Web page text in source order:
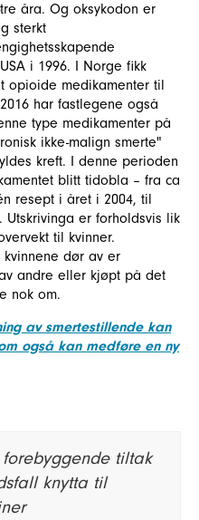
åra. Og oksykodon er
sterkt
i 1996. I Norge fikk
opioide medikamenter til
har fastlegene også
type medikamenter på
ikke-malign smerte"
kreft. I denne perioden
blitt tidobla – fra ca
resept i året i 2004, til
Utskrivinga er forholdsvis lik
til kvinner.
dør av er
andre eller kjøpt på det
nok om.
av smertestillende kan
også kan medføre en ny
tiltak
knytta til